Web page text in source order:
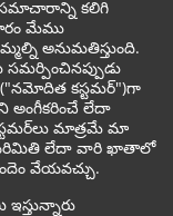
సమాచారాన్ని కలిగి
మేము
అనుమతిస్తుంది.
("నమోదిత కస్టమర్")గా
అంగీకరించే లేదా
మాత్రమే మా
పరిమితి లేదా వారి ఖాతాలో
వేయవచ్చు.